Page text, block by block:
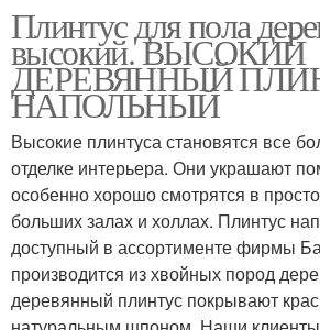
Напольные плинтусы
Плинтус для пола
высокий. ВЫСОКИЙ
ДЕРЕВЯННЫЙ
НАПОЛЬНЫЙ
Высокие плинтуса становятся все
отделке интерьера. Они украшают
особенно хорошо смотрятся в
больших залах и холлах. Плинтус
доступный в ассортименте фирмы
производится из хвойных пород
деревянный плинтус покрывают